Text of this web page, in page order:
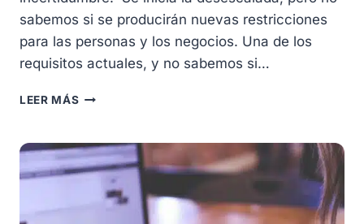
sabemos si se producirán nuevas restricciones
para las personas y los negocios. Una de los
requisitos actuales, y no sabemos si…
LEER MÁSAUTOMATIZANDO
PREVIA